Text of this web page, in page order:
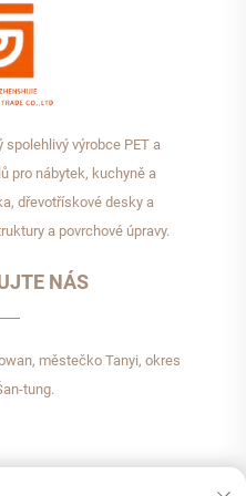
výrobce PET a
pro nábytek, kuchyně a
dřevotřískové desky a
a povrchové úpravy.
NÁS
městečko Tanyi, okres
tung.